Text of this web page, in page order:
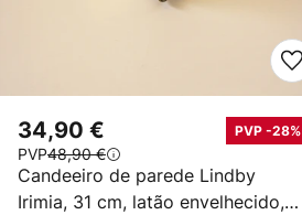
Candeeiro de parede Lindby
Irimia, 31 cm, latão envelhecido,
34,90 € PVP -28%
PVP48,90 €